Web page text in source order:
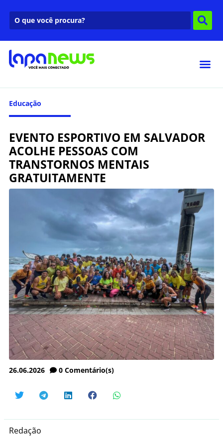
Educação
EVENTO ESPORTIVO EM SALVADOR
ACOLHE PESSOAS COM
TRANSTORNOS MENTAIS
GRATUITAMENTE
26.06.2026 0 Comentário(s)
Redação